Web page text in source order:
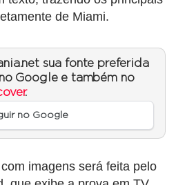
de Miami.
sua fonte preferida
Google e também no
.
no Google
imagens será feita pelo